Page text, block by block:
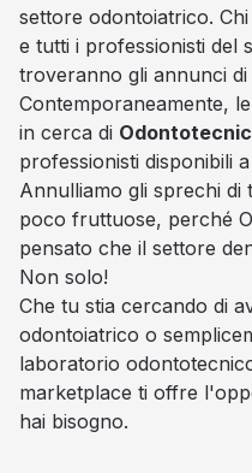
settore odontoiatrico. Chi
e tutti i professionisti del
troveranno gli annunci
Contemporaneamente,
in cerca di
professionisti disponibili a
Annulliamo gli sprechi di
poco fruttuose, perché
pensato che il settore
Non solo!
Che tu stia cercando di
odontoiatrico o
laboratorio
marketplace ti offre
hai bisogno.